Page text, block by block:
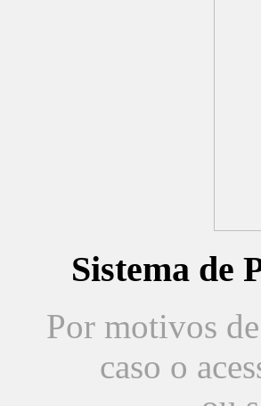
Sistema de
Por motivos
caso o